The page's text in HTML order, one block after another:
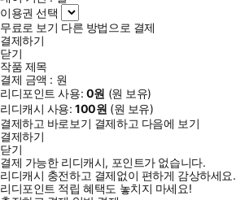
이용권 선택
무료로 보기 다른 방법으로 결제
결제하기
닫기
작품 제목
결제 금액 : 원
리디포인트 사용: 0원 (원 보유)
리디캐시 사용:100원 (원 보유)
결제하고 바로보기 결제하고 다음에 보기
결제하기
닫기
결제 가능한 리디캐시, 포인트가 없습니다.
리디캐시 충전하고 결제없이 편하게 감상하세요.
리디포인트 적립 혜택도 놓치지 마세요!